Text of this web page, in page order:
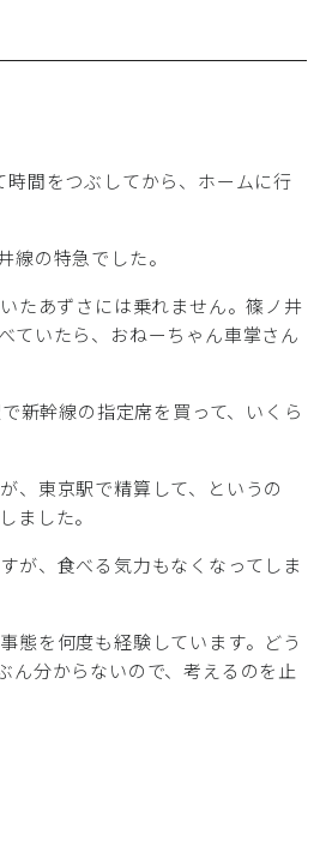
間をつぶしてから、ホームに行
線の特急でした。
たあずさには乗れません。篠ノ井
ていたら、おねーちゃん車掌さん
新幹線の指定席を買って、いくら
、東京駅で精算して、というの
ました。
が、食べる気力もなくなってしま
態を何度も経験しています。どう
ん分からないので、考えるのを止